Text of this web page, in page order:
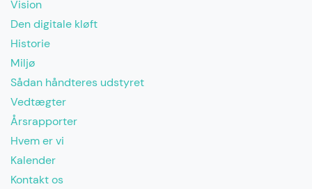
Vision
Den digitale kløft
Historie
Miljø
Sådan håndteres udstyret
Vedtægter
Årsrapporter
Hvem er vi
Kalender
Kontakt os